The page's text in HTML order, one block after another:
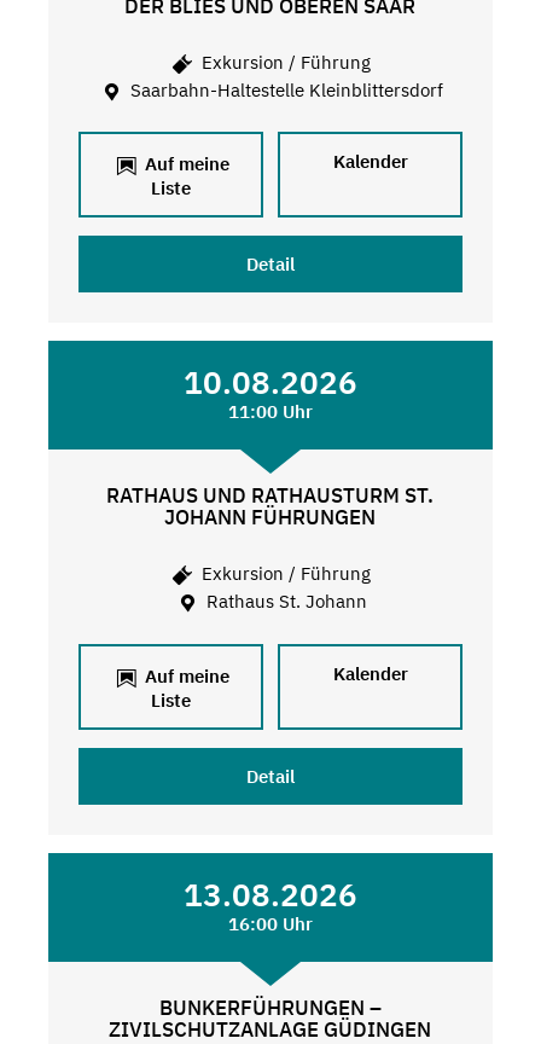
DER BLIES UND OBEREN SAAR
Exkursion / Führung
Saarbahn-Haltestelle Kleinblittersdorf
Auf meine
Liste
Kalender
Detail
10.08.2026
11:00 Uhr
RATHAUS UND RATHAUSTURM ST.
JOHANN FÜHRUNGEN
Exkursion / Führung
Rathaus St. Johann
Auf meine
Liste
Kalender
Detail
13.08.2026
16:00 Uhr
BUNKERFÜHRUNGEN –
ZIVILSCHUTZANLAGE GÜDINGEN